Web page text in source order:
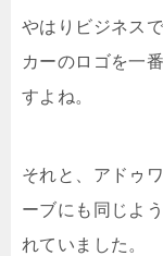
やはりビジネス
カーのロゴを一
すよね。
それと、アドゥ
ーブにも同じよ
れていました。